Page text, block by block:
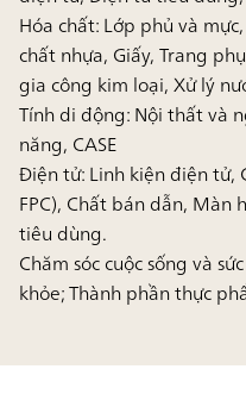
Hóa chất: Lớp phủ và
chất nhựa, Giấy, Trang
gia công kim loại, Xử lý
Tính di động: Nội thất và
năng, CASE
Điện tử: Linh kiện điện tử,
FPC), Chất bán dẫn,
tiêu dùng.
Chăm sóc cuộc sống và
khỏe; Thành phần thực